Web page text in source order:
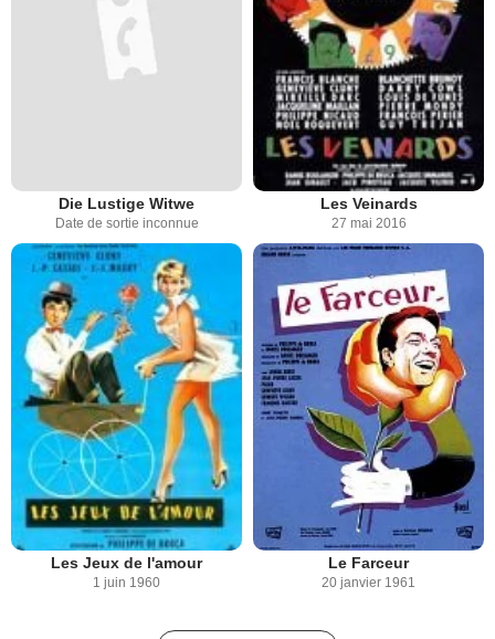
Die Lustige Witwe
Date de sortie inconnue
Les Veinards
27 mai 2016
Les Jeux de l'amour
1 juin 1960
Le Farceur
20 janvier 1961